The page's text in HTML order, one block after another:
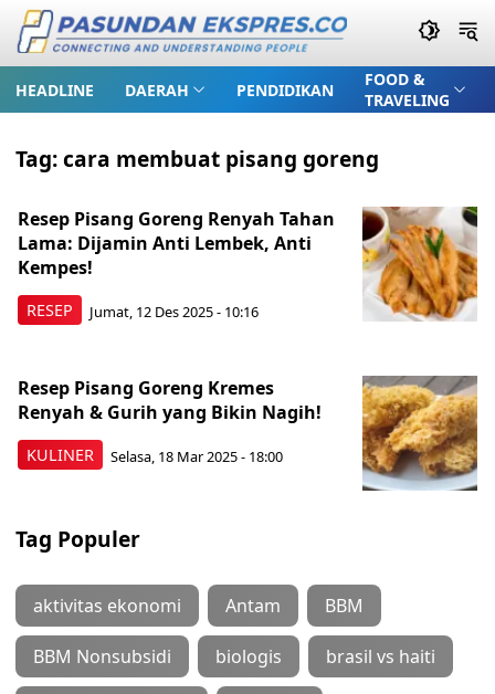
HEADLINE DAERAH PENDIDIKAN
FOOD &
TRAVELING
Tag:cara membuat pisang goreng
RESEP
Resep Pisang Goreng Renyah Tahan
Lama: Dijamin Anti Lembek, Anti
Kempes!
Jumat, 12 Des 2025 - 10:16
KULINER
Resep Pisang Goreng Kremes
Renyah & Gurih yang Bikin Nagih!
Selasa, 18 Mar 2025 - 18:00
Tag Populer
aktivitas ekonomi Antam BBM
BBM Nonsubsidi biologis brasil vs haiti